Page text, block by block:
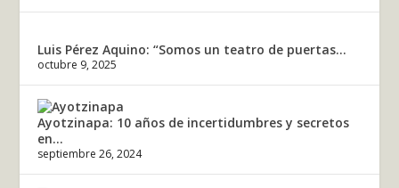
Luis Pérez Aquino: “Somos un teatro de puertas...
octubre 9, 2025
Ayotzinapa: 10 años de incertidumbres y secretos
en...
septiembre 26, 2024